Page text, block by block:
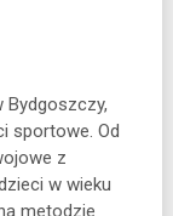
Bydgoszczy,
sportowe. Od
z
w wieku
metodzie